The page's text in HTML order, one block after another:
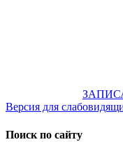
Версия для
Поиск по сайту